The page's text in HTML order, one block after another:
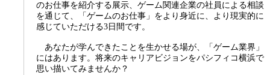
のお仕事を紹介する展示、ゲーム関連企業の社員による相談
を通じて、「ゲームのお仕事」をより身近に、より現実的に
感じていただける3日間です。
あなたが学んできたことを生かせる場が、「ゲーム業界」
にはあります。将来のキャリアビジョンをパシフィコ横浜で
思い描いてみませんか？